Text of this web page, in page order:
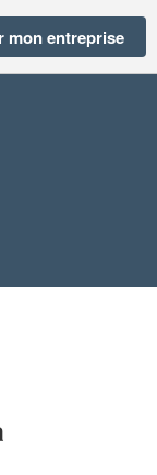
mon entreprise